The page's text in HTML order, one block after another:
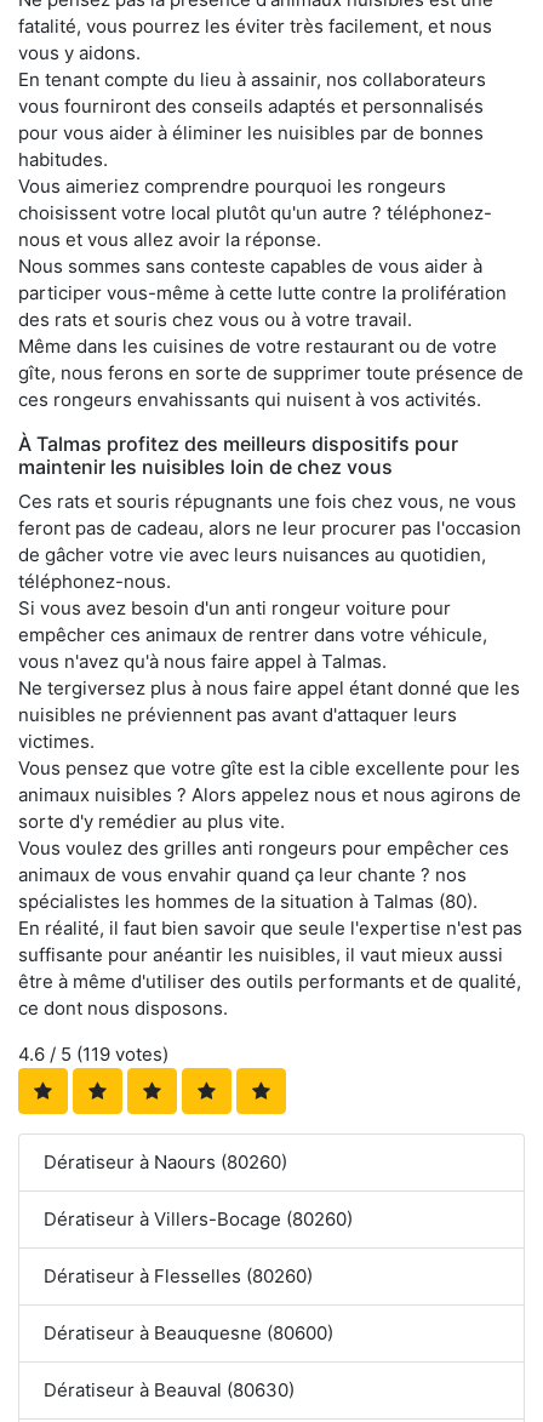
fatalité, vous pourrez les éviter très facilement, et nous
vous y aidons.
En tenant compte du lieu à assainir, nos collaborateurs
vous fourniront des conseils adaptés et personnalisés
pour vous aider à éliminer les nuisibles par de bonnes
habitudes.
Vous aimeriez comprendre pourquoi les rongeurs
choisissent votre local plutôt qu'un autre ? téléphonez-
nous et vous allez avoir la réponse.
Nous sommes sans conteste capables de vous aider à
participer vous-même à cette lutte contre la prolifération
des rats et souris chez vous ou à votre travail.
Même dans les cuisines de votre restaurant ou de votre
gîte, nous ferons en sorte de supprimer toute présence de
ces rongeurs envahissants qui nuisent à vos activités.
À Talmas profitez des meilleurs dispositifs pour
maintenir les nuisibles loin de chez vous
Ces rats et souris répugnants une fois chez vous, ne vous
feront pas de cadeau, alors ne leur procurer pas l'occasion
de gâcher votre vie avec leurs nuisances au quotidien,
téléphonez-nous.
Si vous avez besoin d'un anti rongeur voiture pour
empêcher ces animaux de rentrer dans votre véhicule,
vous n'avez qu'à nous faire appel à Talmas.
Ne tergiversez plus à nous faire appel étant donné que les
nuisibles ne préviennent pas avant d'attaquer leurs
victimes.
Vous pensez que votre gîte est la cible excellente pour les
animaux nuisibles ? Alors appelez nous et nous agirons de
sorte d'y remédier au plus vite.
Vous voulez des grilles anti rongeurs pour empêcher ces
animaux de vous envahir quand ça leur chante ? nos
spécialistes les hommes de la situation à Talmas (80).
En réalité, il faut bien savoir que seule l'expertise n'est pas
suffisante pour anéantir les nuisibles, il vaut mieux aussi
être à même d'utiliser des outils performants et de qualité,
ce dont nous disposons.
4.6 / 5 (119 votes)
Dératiseur à Naours (80260)
Dératiseur à Villers-Bocage (80260)
Dératiseur à Flesselles (80260)
Dératiseur à Beauquesne (80600)
Dératiseur à Beauval (80630)